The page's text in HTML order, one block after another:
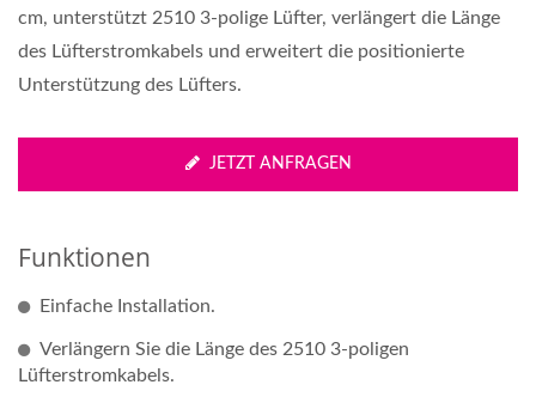
cm, unterstützt 2510 3-polige Lüfter, verlängert die Länge
des Lüfterstromkabels und erweitert die positionierte
Unterstützung des Lüfters.
JETZT ANFRAGEN
Funktionen
Einfache Installation.
Verlängern Sie die Länge des 2510 3-poligen
Lüfterstromkabels.